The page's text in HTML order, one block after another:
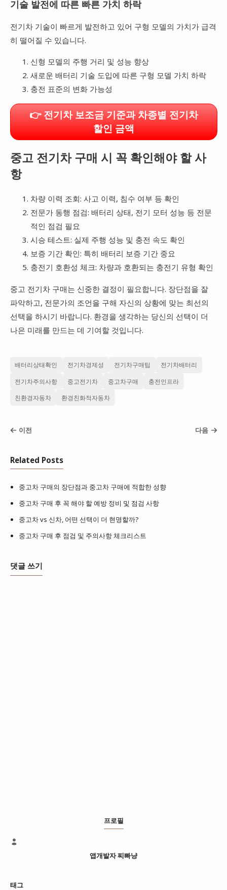
기술 발전에 따른 빠른 가치 하락
전기차 기술이 빠르게 발전하고 있어 구형 모델의 가치가 급격
히 떨어질 수 있습니다.
신형 모델의 주행 거리 및 성능 향상
새로운 배터리 기술 도입에 따른 구형 모델 가치 하락
충전 표준의 변화 가능성
전기차 보조금 기준과 차종별 전기차
할인 금액
중고 전기차 구매 시 꼭 확인해야 할 사
항
차량 이력 조회: 사고 이력, 침수 여부 등 확인
전문가 동행 점검: 배터리 상태, 전기 모터 성능 등 전문
적인 점검 필요
시승 테스트: 실제 주행 성능 및 충전 속도 확인
보증 기간 확인: 특히 배터리 보증 기간 중요
충전기 호환성 체크: 차량과 호환되는 충전기 유형 확인
중고 전기차 구매는 신중한 결정이 필요합니다. 장단점을 잘
파악하고, 전문가의 조언을 구해 자신의 상황에 맞는 최선의
선택을 하시기 바랍니다. 환경을 생각하는 당신의 선택이 더
나은 미래를 만드는 데 기여할 것입니다.
배터리상태확인 전기차경제성 전기차구매팁 전기차배터리
전기차주의사항 중고전기차 중고차구매 충전인프라
친환경자동차 환경친화적자동차
이전 다음
Related Posts
중고차 구매의 장단점과 중고차 구매에 적합한 성향
중고차 구매 후 꼭 해야 할 예방 정비 및 점검 사항
중고차 vs 신차, 어떤 선택이 더 현명할까?
중고차 구매 후 점검 및 주의사항 체크리스트
댓글 쓰기
프로필
앱개발자 찌빠냥
태그